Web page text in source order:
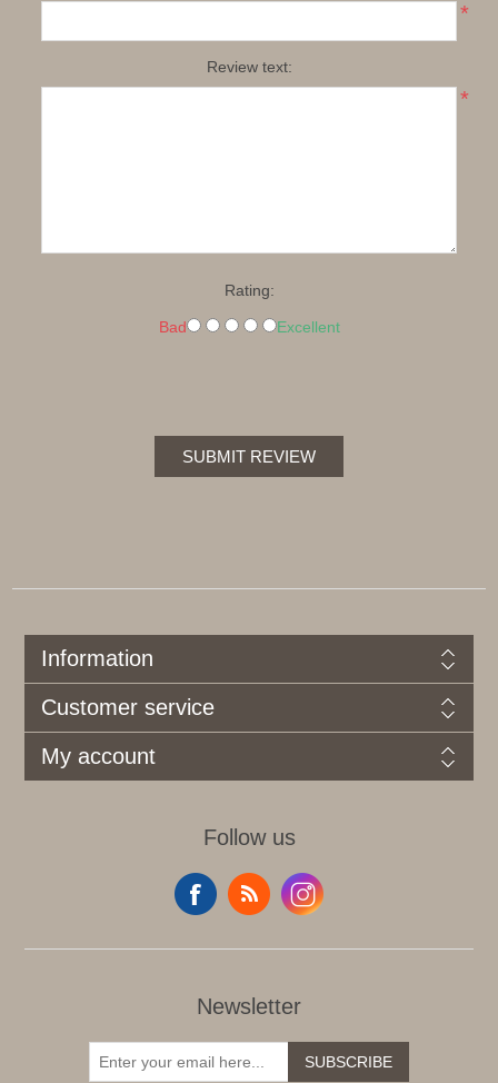
*
Review text:
*
Rating:
Bad Excellent
SUBMIT REVIEW
Information
Customer service
My account
Follow us
Newsletter
SUBSCRIBE